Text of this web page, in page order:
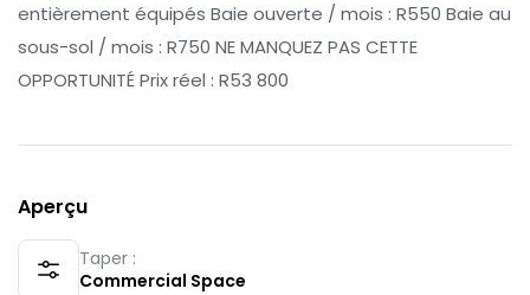
entièrement équipés Baie ouverte / mois : R550 Baie au
sous-sol / mois : R750 NE MANQUEZ PAS CETTE
OPPORTUNITÉ Prix réel : R53 800
Aperçu
Taper :
Commercial Space